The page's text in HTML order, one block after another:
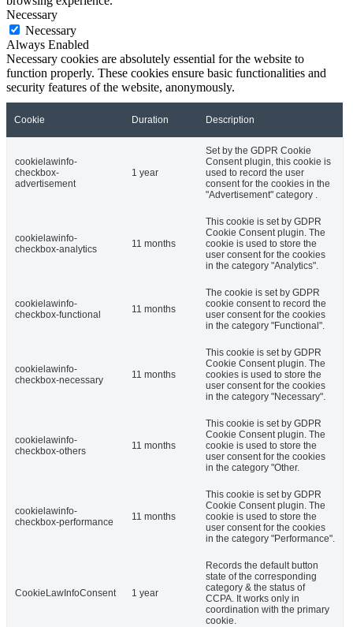
Necessary
Necessary
Always Enabled
Necessary cookies are absolutely essential for the website to
function properly. These cookies ensure basic functionalities and
security features of the website, anonymously.
Cookie Duration Description
cookielawinfo-
checkbox-
advertisement
1 year
Set by the GDPR Cookie
Consent plugin, this cookie is
used to record the user
consent for the cookies in the
"Advertisement" category .
cookielawinfo-
checkbox-analytics
11 months
This cookie is set by GDPR
Cookie Consent plugin. The
cookie is used to store the
user consent for the cookies
in the category "Analytics".
cookielawinfo-
checkbox-functional
11 months
The cookie is set by GDPR
cookie consent to record the
user consent for the cookies
in the category "Functional".
cookielawinfo-
checkbox-necessary
11 months
This cookie is set by GDPR
Cookie Consent plugin. The
cookies is used to store the
user consent for the cookies
in the category "Necessary".
cookielawinfo-
checkbox-others
11 months
This cookie is set by GDPR
Cookie Consent plugin. The
cookie is used to store the
user consent for the cookies
in the category "Other.
cookielawinfo-
checkbox-performance
11 months
This cookie is set by GDPR
Cookie Consent plugin. The
cookie is used to store the
user consent for the cookies
in the category "Performance".
CookieLawInfoConsent 1 year
Records the default button
state of the corresponding
category & the status of
CCPA. It works only in
coordination with the primary
cookie.